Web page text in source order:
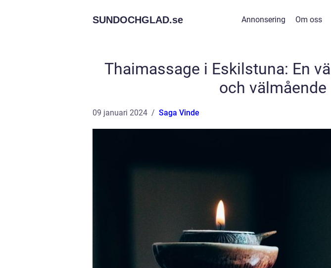
SUNDOCHGLAD.se Annonsering Om oss
Thaimassage i Eskilstuna: En
och välmående
09 januari 2024 Saga Vinde